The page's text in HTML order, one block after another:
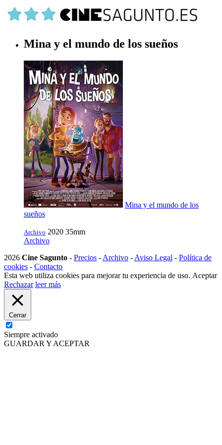
Mina y el mundo de los sueños
Mina y el mundo de los
sueños
Archivo 2020 35mm
Archivo
2026 Cine Sagunto - Precios - Archivo - Aviso Legal - Política de
cookies - Contacto
Esta web utiliza cookies para mejorar tu experiencia de uso. Aceptar
Rechazar leer más
Cerrar
Siempre activado
GUARDAR Y ACEPTAR